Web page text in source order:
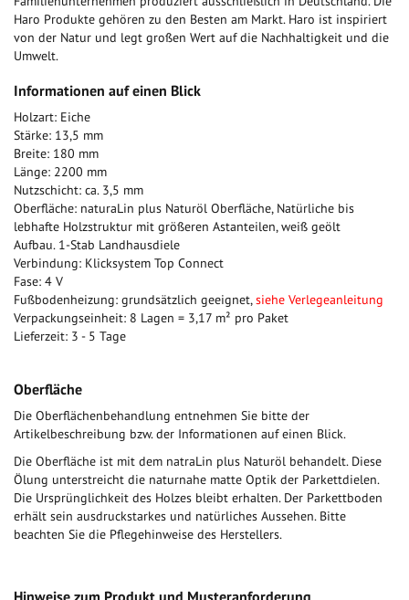
Haro Produkte gehören zu den Besten am Markt. Haro ist inspiriert
von der Natur und legt großen Wert auf die Nachhaltigkeit und die
Umwelt.
Informationen auf einen Blick
Holzart: Eiche
Stärke: 13,5 mm
Breite: 180 mm
Länge: 2200 mm
Nutzschicht: ca. 3,5 mm
Oberfläche: naturaLin plus Naturöl Oberfläche, Natürliche bis
lebhafte Holzstruktur mit größeren Astanteilen, weiß geölt
Aufbau. 1-Stab Landhausdiele
Verbindung: Klicksystem Top Connect
Fase: 4 V
Fußbodenheizung: grundsätzlich geeignet,siehe Verlegeanleitung
Verpackungseinheit: 8 Lagen = 3,17 m² pro Paket
Lieferzeit: 3 - 5 Tage
Oberfläche
Die Oberflächenbehandlung entnehmen Sie bitte der
Artikelbeschreibung bzw. der Informationen auf einen Blick.
Die Oberfläche ist mit dem natraLin plus Naturöl behandelt. Diese
Ölung unterstreicht die naturnahe matte Optik der Parkettdielen.
Die Ursprünglichkeit des Holzes bleibt erhalten. Der Parkettboden
erhält sein ausdruckstarkes und natürliches Aussehen. Bitte
beachten Sie die Pflegehinweise des Herstellers.
Hinweise zum Produkt und Musteranforderung